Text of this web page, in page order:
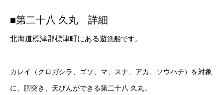
■第二十八 久丸 詳細
北海道標津郡標津町にある遊漁船です。
カレイ（クロガシラ、ゴソ、マ、スナ、アカ、ソウハチ）を対象
に、胴突き、天びんができる第二十八 久丸。